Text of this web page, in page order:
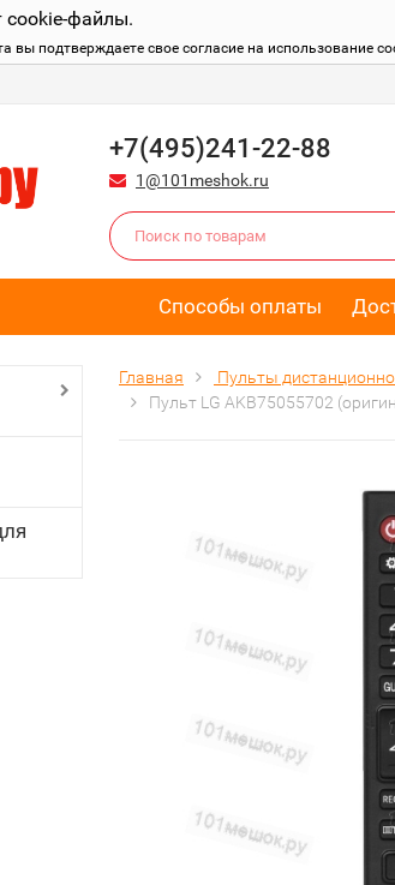
cookie-файлы.
вы подтверждаете свое согласие на использование
+7(495)241-22-88
1@101meshok.ru
Способы оплаты
Главная Пульты
Пульт LG AKB75055702